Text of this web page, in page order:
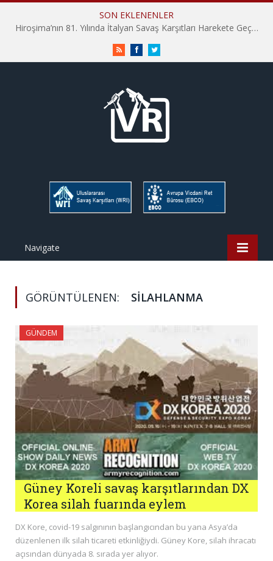
SON EKLENENLER
Hiroşima’nın 81. Yılında İtalyan Savaş Karşıtları Harekete Geçti: “Hatırlamak yeterli değil”
RSS FacebookTwitter
Navigate
GÖRÜNTÜLENEN: SILAHLANMA
GÜNDEM
Güney Koreli savaş karşıtlarından DX
Korea silah fuarında eylem
DX Kore, covid-19 salgınının başlangıcından bu yana Asya’da
düzenlenen ilk silah ticareti etkinliğiydi. Güney Kore, silah ihracatı
açısından dünyada 8. sırada yer alıyor.